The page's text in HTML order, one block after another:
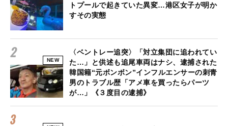
トプールで起きていた異変…港区女子が明か
すその実態
NEW
〈ベントレー追突〉「対立集団に追われてい
た…」と供述も追尾車両はナシ、逮捕された
韓国籍“元ボンボン”インフルエンサーの刺青
男のトラブル歴「アメ車を買ったらパーツ
が…」《３度目の逮捕》